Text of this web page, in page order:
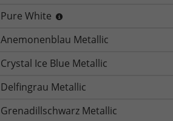
Pure White
Anemonenblau Metallic
Crystal Ice Blue Metallic
Delfingrau Metallic
Grenadillschwarz Metallic